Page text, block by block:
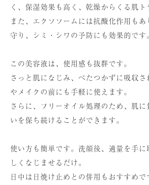
く、保湿効果も高く、乾燥からくる肌ト
また、エクソソームには抗酸化作用も
守り、シミ・シワの予防にも効果的です。
この美容液は、使用感も抜群です。
さっと肌になじみ、べたつかずに吸収
やメイクの前にも手軽に使えます。
さらに、フリーオイル処理のため、肌
いを保ち続けることができます。
使い方も簡単です。洗顔後、適量を手に
しくなじませるだけ。
日中は日焼け止めとの併用もおすすめで